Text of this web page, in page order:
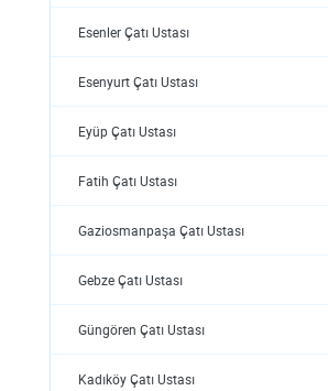
Esenler Çatı Ustası
Esenyurt Çatı Ustası
Eyüp Çatı Ustası
Fatih Çatı Ustası
Gaziosmanpaşa Çatı Ustası
Gebze Çatı Ustası
Güngören Çatı Ustası
Kadıköy Çatı Ustası